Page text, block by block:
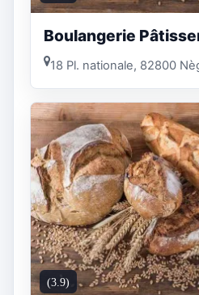
Boulangerie
18 Pl. nationale, 82800
(3.9)